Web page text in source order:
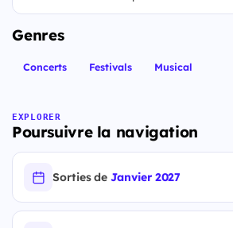
Genres
Concerts Festivals Musical
EXPLORER
Poursuivre la navigation
Sorties deJanvier 2027